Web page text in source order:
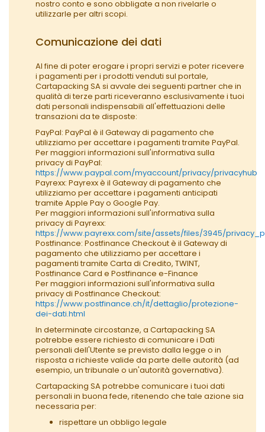
nostro conto e sono obbligate a non rivelarle o
utilizzarle per altri scopi.
Comunicazione dei dati
Al fine di poter erogare i propri servizi e poter ricevere
i pagamenti per i prodotti venduti sul portale,
Cartapacking SA si avvale dei seguenti partner che in
qualità di terze parti riceveranno esclusivamente i tuoi
dati personali indispensabili all'effettuazioni delle
transazioni da te disposte:
PayPal: PayPal è il Gateway di pagamento che
utilizziamo per accettare i pagamenti tramite PayPal.
Per maggiori informazioni sull'informativa sulla
privacy di PayPal:
https://www.paypal.com/myaccount/privacy/privacyhub
Payrexx: Payrexx è il Gateway di pagamento che
utilizziamo per accettare i pagamenti anticipati
tramite Apple Pay o Google Pay.
Per maggiori informazioni sull'informativa sulla
privacy di Payrexx:
https://www.payrexx.com/site/assets/files/3945/
Postfinance: Postfinance Checkout è il Gateway di
pagamento che utilizziamo per accettare i
pagamenti tramite Carta di Credito, TWINT,
Postfinance Card e Postfinance e-Finance
Per maggiori informazioni sull'informativa sulla
privacy di Postfinance Checkout:
https://www.postfinance.ch/it/dettaglio/protezione-
dei-dati.html
In determinate circostanze, a Cartapacking SA
potrebbe essere richiesto di comunicare i Dati
personali dell'Utente se previsto dalla legge o in
risposta a richieste valide da parte delle autorità (ad
esempio, un tribunale o un'autorità governativa).
Cartapacking SA potrebbe comunicare i tuoi dati
personali in buona fede, ritenendo che tale azione sia
necessaria per:
rispettare un obbligo legale